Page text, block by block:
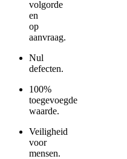
volgorde
en
op
aanvraag.
Nul
defecten.
100%
toegevoegde
waarde.
Veiligheid
voor
mensen.